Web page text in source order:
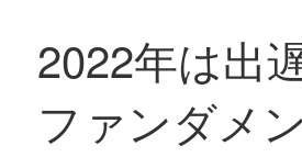
2022年は出
ファンダメ